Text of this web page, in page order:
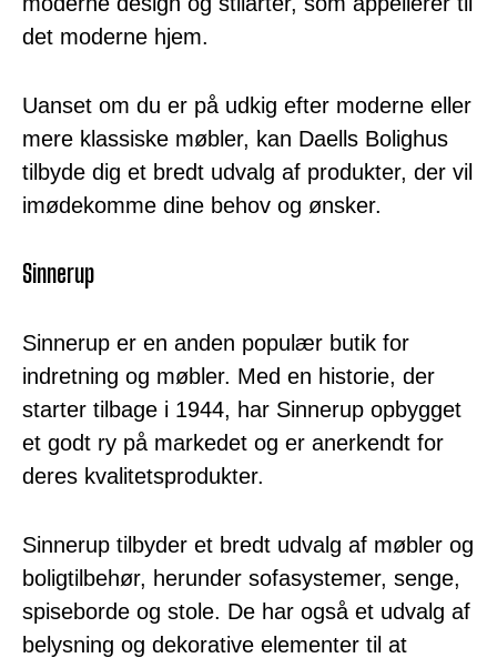
det moderne hjem.
Uanset om du er på udkig efter moderne eller
mere klassiske møbler, kan Daells Bolighus
tilbyde dig et bredt udvalg af produkter, der vil
imødekomme dine behov og ønsker.
Sinnerup
Sinnerup er en anden populær butik for
indretning og møbler. Med en historie, der
starter tilbage i 1944, har Sinnerup opbygget
et godt ry på markedet og er anerkendt for
deres kvalitetsprodukter.
Sinnerup tilbyder et bredt udvalg af møbler og
boligtilbehør, herunder sofasystemer, senge,
spiseborde og stole. De har også et udvalg af
belysning og dekorative elementer til at